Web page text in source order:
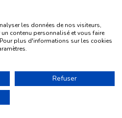
BLOGUE
Recettes
Astuces
Voyage
les données de nos visiteurs,
contenu personnalisé et vous faire
plus d'informations sur les cookies
Refuser